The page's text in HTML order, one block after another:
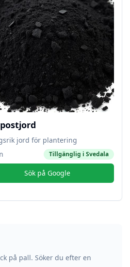
jord för plantering
Tillgänglig i Svedala
Sök på Google
på pall. Söker du efter en